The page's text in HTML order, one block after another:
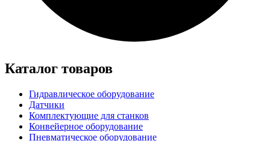
Каталог товаров
Гидравлическое оборудование
Датчики
Комплектующие для станков
Конвейерное оборудование
Пневматическое оборудование